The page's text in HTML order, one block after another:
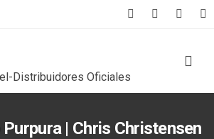
| Chris Christensen